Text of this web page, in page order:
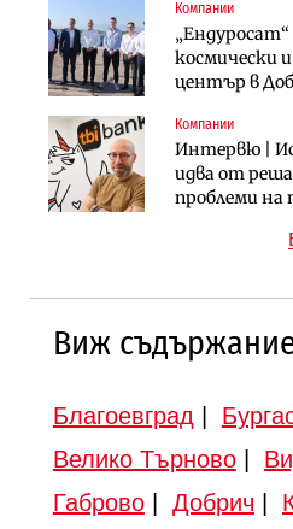
Компании
космически
център в
Компании
Интервю |
идва от
проблеми
Компании
„Ендуросат“
космически
Инфраструктура
АПИ
парцеларния
Инфраструктура
Вторият
езеро става
магистрала
Публични финанси
ръчно
Виж
Благоевград
Велико Търново|
Габрово| Добрич